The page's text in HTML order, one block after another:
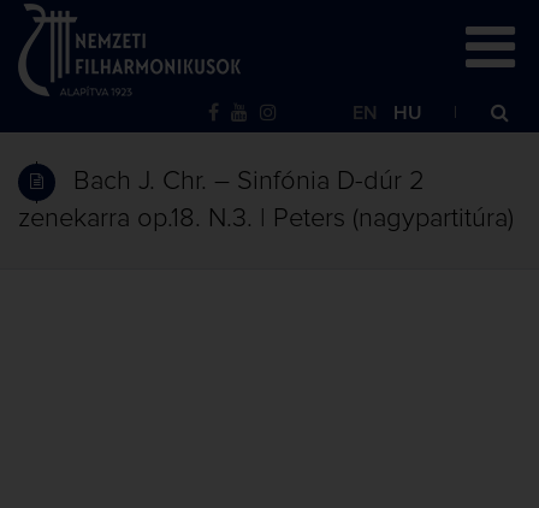
EN HU
Bach J. Chr. – Sinfónia D-dúr 2
zenekarra op.18. N.3. | Peters (nagypartitúra)